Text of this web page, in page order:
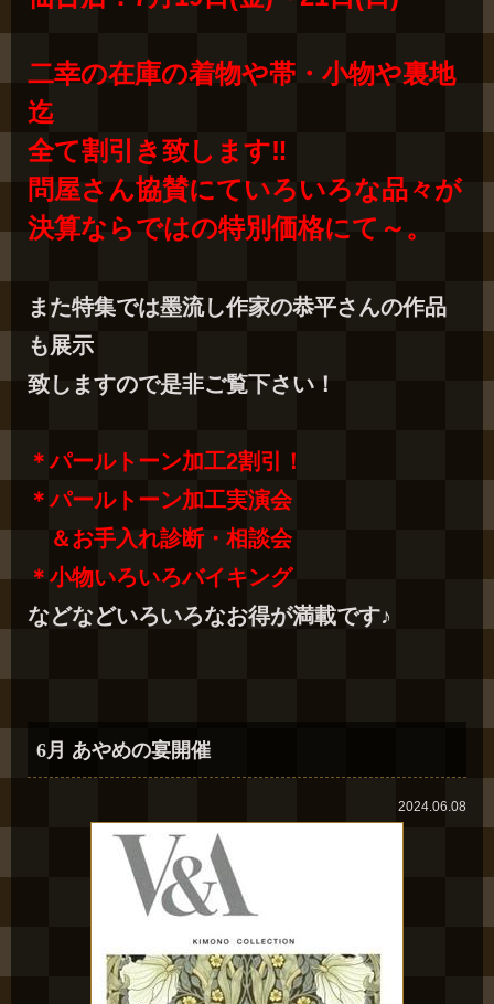
二幸の在庫の着物や帯・小物や裏地
迄
全て割引き致します‼
問屋さん協賛にていろいろな品々が
決算ならではの特別価格にて～。
また特集では墨流し作家の恭平さんの作品
も展示
致しますので是非ご覧下さい！
＊パールトーン加工2割引！
＊パールトーン加工実演会
＆お手入れ診断・相談会
＊小物いろいろバイキング
などなどいろいろなお得が満載です♪
6月 あやめの宴開催
2024.06.08